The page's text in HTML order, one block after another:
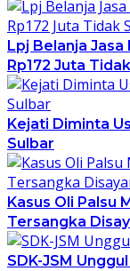
Lpj Belanja
Rp172 Juta
Kejati Diminta
Sulbar
Kasus Oli Palsu
Tersangka
SDK-JSM